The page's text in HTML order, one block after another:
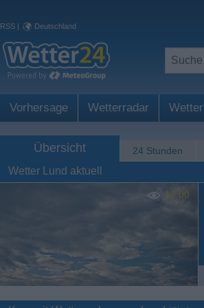
RSS | Deutschland
Vorhersage Wetterradar
Übersicht 24 Stunden
Wetter Lund aktuell
12:00